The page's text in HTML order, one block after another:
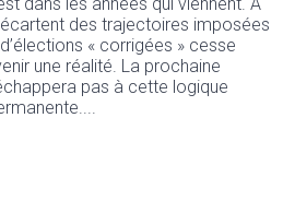
dans les années qui viennent. À
des trajectoires imposées
« corrigées » cesse
une réalité. La prochaine
pas à cette logique